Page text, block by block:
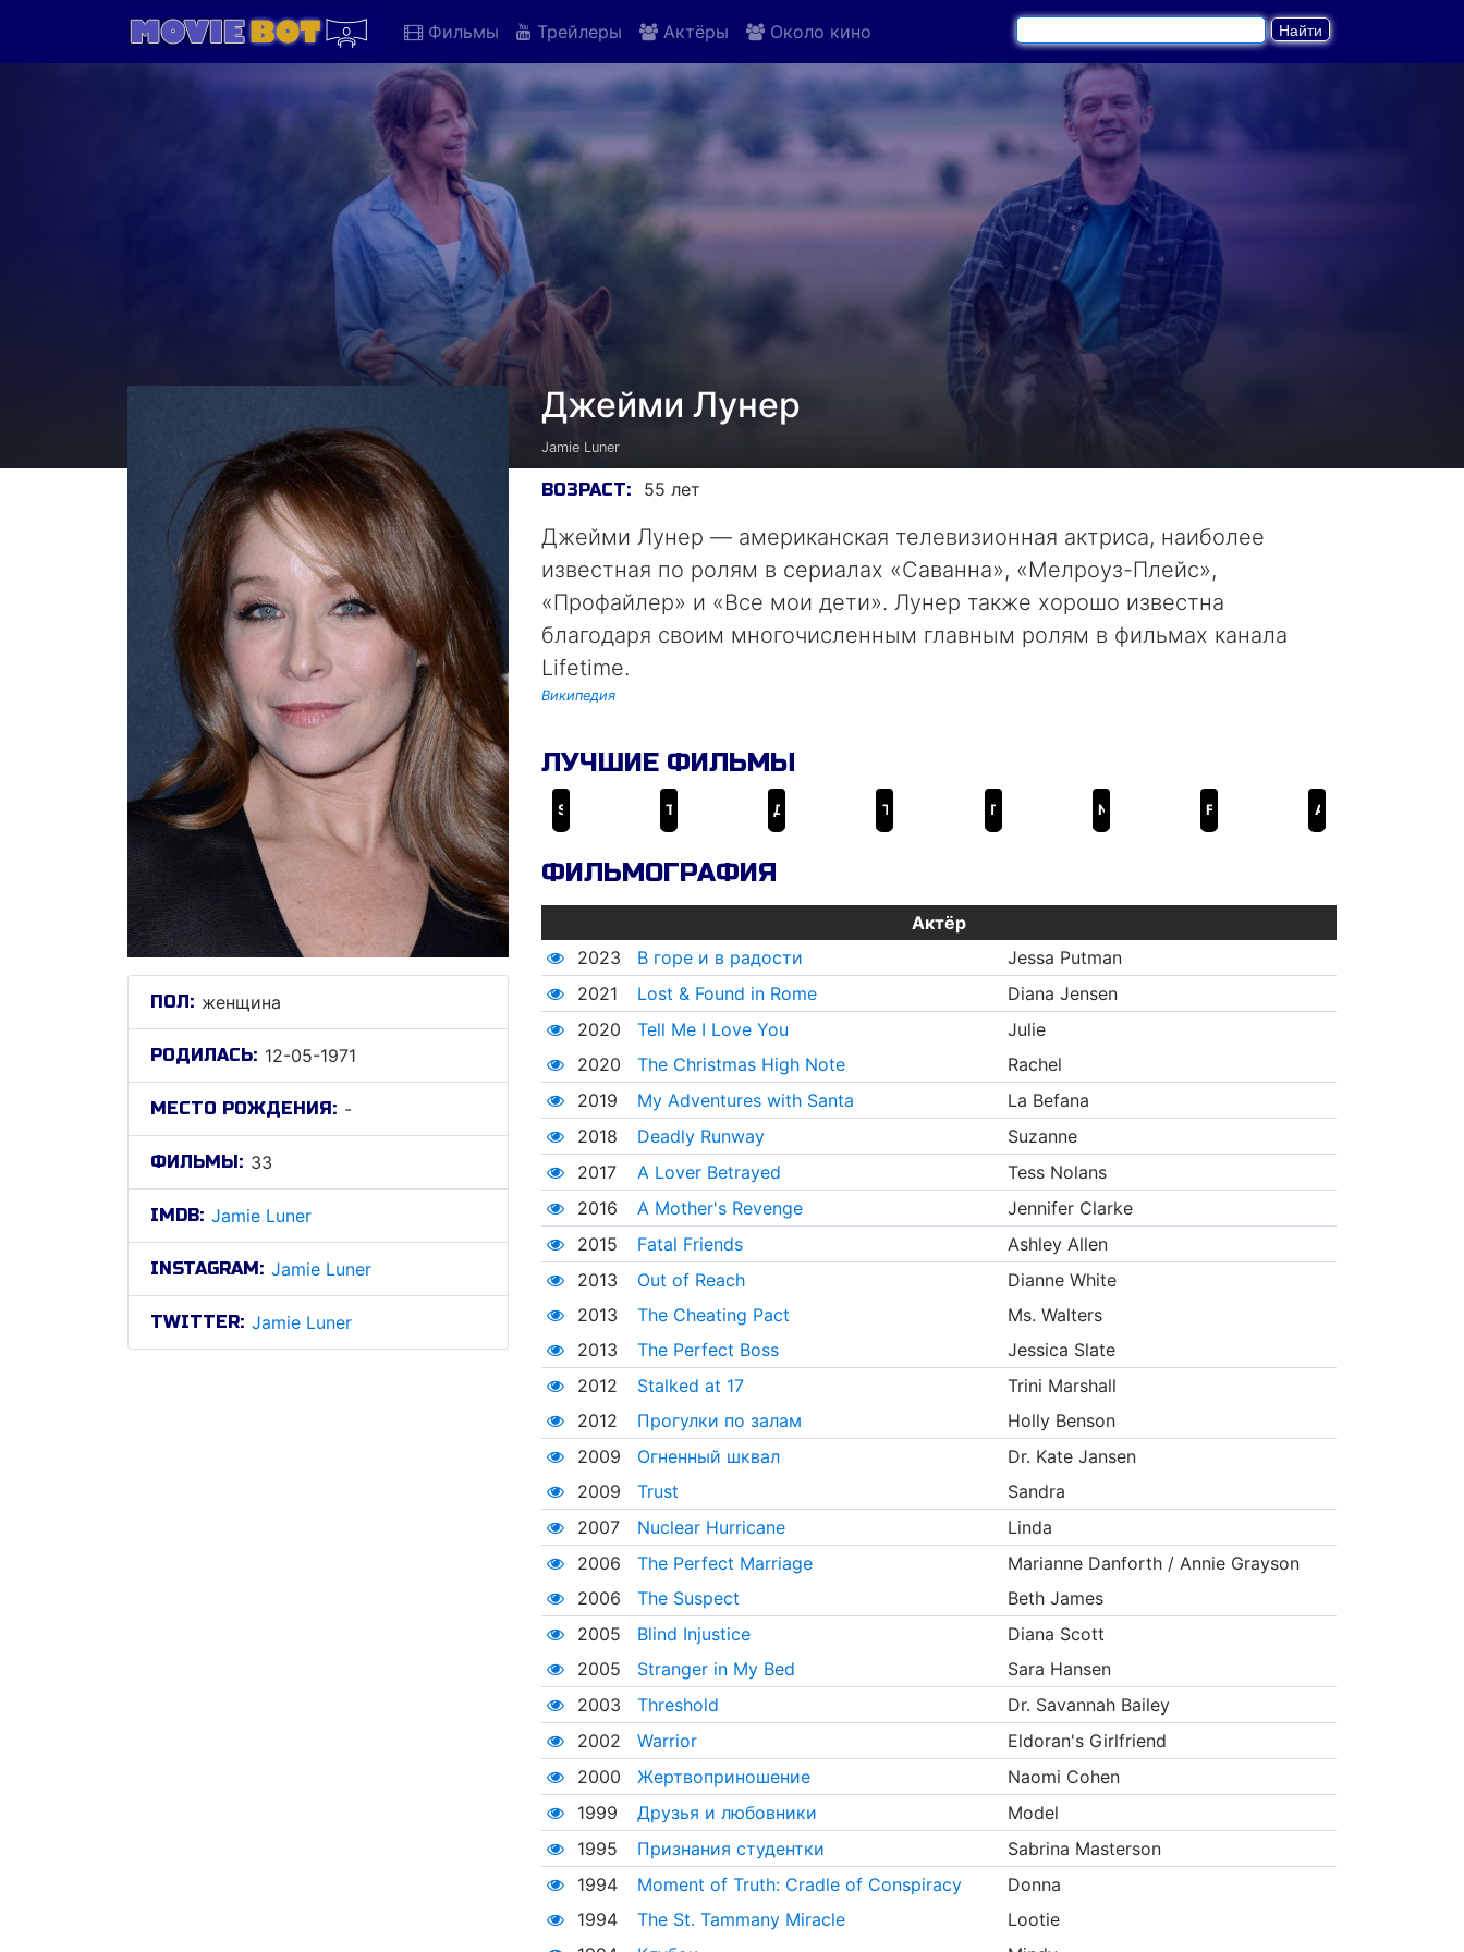
Фильмы Трейлеры Актёры Около кино
ПОЛ: женщина
РОДИЛАСЬ: 12-05-1971
МЕСТО РОЖДЕНИЯ: -
ФИЛЬМЫ: 33
IMDB: Jamie Luner
INSTAGRAM: Jamie Luner
TWITTER: Jamie Luner
Джейми Лунер
Jamie Luner
ВОЗРАСТ: 55 лет
Джейми Лунер — американская телевизионная актриса, наиболее
известная по ролям в сериалах «Саванна», «Мелроуз-Плейс»,
«Профайлер» и «Все мои дети». Лунер также хорошо известна
благодаря своим многочисленным главным ролям в фильмах канала
Lifetime.
Википедия
ЛУЧШИЕ ФИЛЬМЫ
ФИЛЬМОГРАФИЯ
Актёр
2023
В горе и в радости
Jessa Putman
2021
Lost & Found in Rome
Diana Jensen
2020
Tell Me I Love You
Julie
2020
The Christmas High Note
Rachel
2019
My Adventures with Santa
La Befana
2018
Deadly Runway
Suzanne
2017
A Lover Betrayed
Tess Nolans
2016
A Mother's Revenge
Jennifer Clarke
2015
Fatal Friends
Ashley Allen
2013
Out of Reach
Dianne White
2013
The Cheating Pact
Ms. Walters
2013
The Perfect Boss
Jessica Slate
2012
Stalked at 17
Trini Marshall
2012
Прогулки по залам
Holly Benson
2009
Огненный шквал
Dr. Kate Jansen
2009
Trust
Sandra
2007
Nuclear Hurricane
Linda
2006
The Perfect Marriage
Marianne Danforth / Annie Grayson
2006
The Suspect
Beth James
2005
Blind Injustice
Diana Scott
2005
Stranger in My Bed
Sara Hansen
2003
Threshold
Dr. Savannah Bailey
2002
Warrior
Eldoran's Girlfriend
2000
Жертвоприношение
Naomi Cohen
1999
Друзья и любовники
Model
1995
Признания студентки
Sabrina Masterson
1994
Moment of Truth: Cradle of Conspiracy
Donna
1994
The St. Tammany Miracle
Lootie